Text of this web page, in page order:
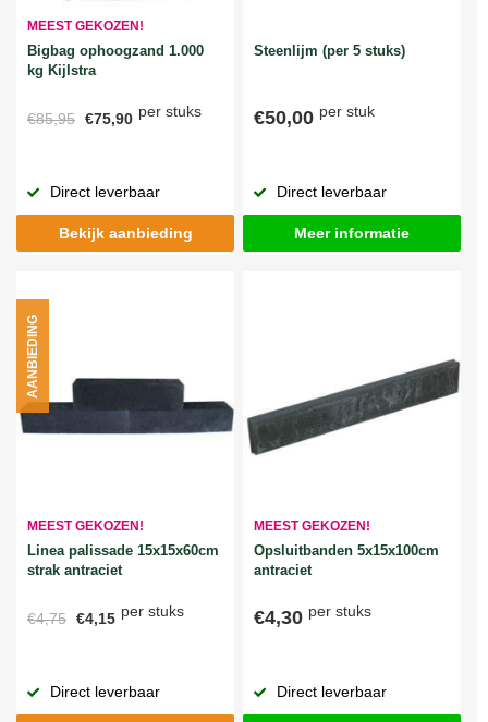
MEEST GEKOZEN!
Bigbag ophoogzand 1.000
kg Kijlstra
€85,95 €75,90 per stuks
Direct leverbaar
Bekijk aanbieding
Steenlijm (per 5 stuks)
€50,00 per stuk
Direct leverbaar
Meer informatie
MEEST GEKOZEN!
Linea palissade 15x15x60cm
strak antraciet
€4,75 €4,15 per stuks
AANBIEDING
Direct leverbaar
MEEST GEKOZEN!
Opsluitbanden 5x15x100cm
antraciet
€4,30 per stuks
Direct leverbaar